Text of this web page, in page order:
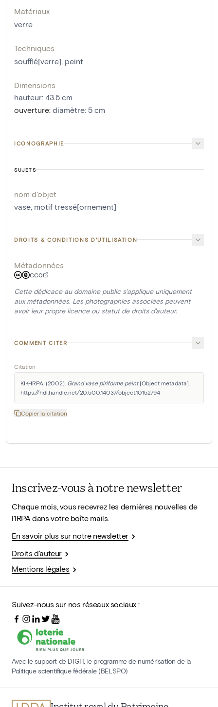
Matériaux
verre
Techniques
soufflé[verre], peint
Dimensions
hauteur: 43.5 cm
ouverture: diamètre: 5 cm
ICONOGRAPHIE
SUJETS
nom d'objet
vase, motif tressé[ornement]
DROITS & CONDITIONS D'UTILISATION
Métadonnées
CC0
Cette dédicace au domaine public s'applique uniquement
aux métadonnées. Les photographies associées peuvent
avoir leur propre licence ou statut de droits d'auteur.
COMMENT CITER
Citation
KIK-IRPA. (2002). Grand vase piriforme peint [Object metadata].
https://hdl.handle.net/20.500.14037/object.10152794
Copier la citation
Inscrivez-vous à notre newsletter
Chaque mois, vous recevrez les dernières nouvelles de
l'IRPA dans votre boîte mails.
En savoir plus sur notre newsletter
Droits d'auteur
Mentions légales
Suivez-nous sur nos réseaux sociaux :
Avec le support de DIGIT, le programme de numérisation de la
Politique scientifique fédérale (BELSPO)